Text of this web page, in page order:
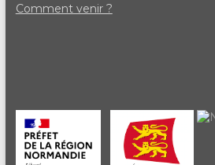
Comment venir ?